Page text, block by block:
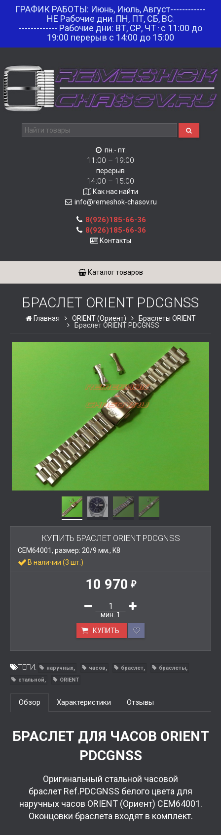
ГРАФИК РАБОТЫ: Июнь, Июль, Август------------
НЕ Рабочие дни: ПН, ПТ, СБ, ВС:
------------- Рабочие дни: ВТ, СР, ЧТ : с 11:00 до
19:00 перерыв с 14:00 до 15:00
пн.- пт.
11:00 – 19:00
перерыв
14:00 – 15:00
Как нас найти
info@remeshok-chasov.ru
8(926)185-66-36
8(926)185-66-36
Контакты
Каталог товаров
БРАСЛЕТ ORIENT PDCGNSS
Главная ORIENT (Ориент)
Браслеты ORIENT
Браслет ORIENT PDCGNSS
КУПИТЬ БРАСЛЕТ ORIENT PDCGNSS
CEM64001, размер: 20/9 мм., K8
В наличии (3 шт.)
10 970 ₽
мин. 1
КУПИТЬ
ТЕГИ: наручных часов браслет
браслеты
стальной
ORIENT
Обзор Характеристики Отзывы
БРАСЛЕТ ДЛЯ ЧАСОВ ORIENT
PDCGNSS
Оригинальный стальной часовой
браслет Ref.PDCGNSS белого цвета для
наручных часов ORIENT (Ориент) CEM64001.
Оконцовки браслета входят в комплект.